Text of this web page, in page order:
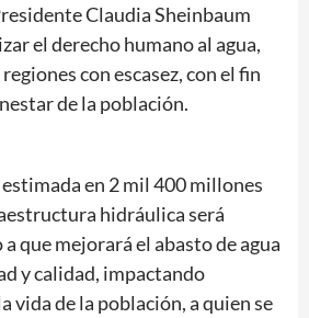
Claudia Sheinbaum
el derecho humano al agua,
con escasez, con el fin
de la población.
en 2 mil 400 millones
hidráulica será
que mejorará el abasto de agua
y calidad, impactando
vida de la población, a quien se